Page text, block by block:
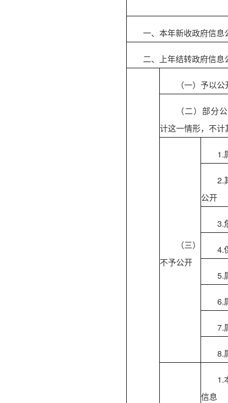
一、本年新收政府信息
二、上年结转政府信息
（一）予以公
（二）部分
计这一情形，不计
（三）
不予公开
1.
2.
公开
3.
4.
5.
6.
7.
8.
1.
信息